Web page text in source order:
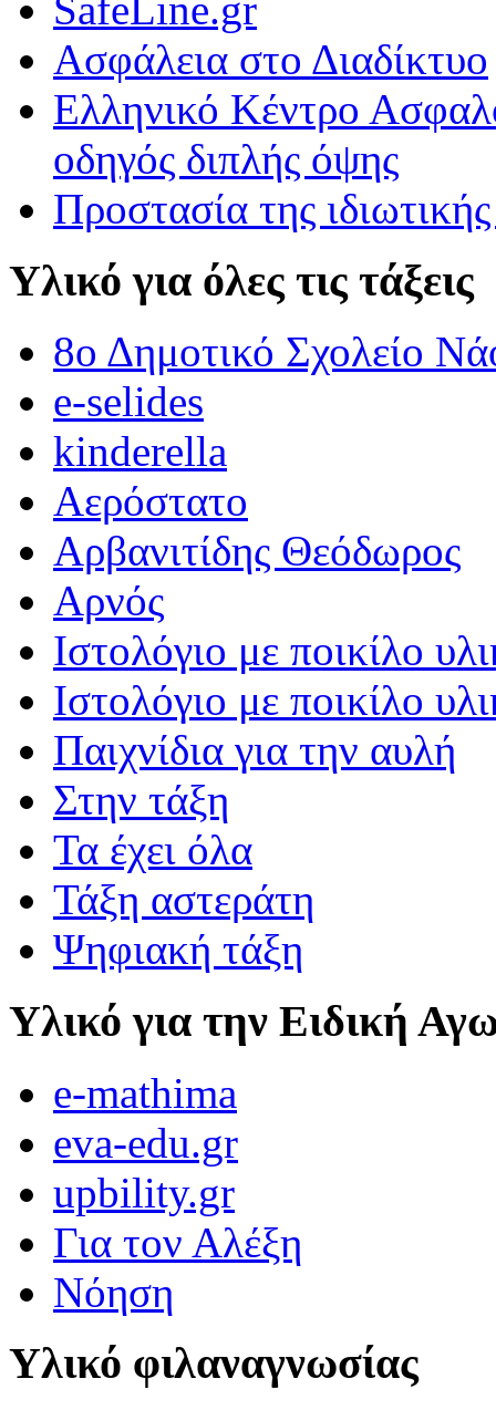
ΟΙ ΑΓΡΙΟΠΑΠΙΕΣ ΠΕΤΟΥΝ ΣΤΟ 3Ο ΔΗΜΟΤΙΚΟ ΣΧΟΛΕΙΟ
ΟΙ ΑΓΡΙΟΠΑΠΙΕΣ ΠΕΤΟΥΝ ΣΤΟ 3Ο ΔΗΜΟΤΙΚΟ ΣΧΟΛΕΙΟ
Ασφάλεια στο Διαδίκτυο
Ελληνικό Κέντρο
οδηγός διπλής όψης
Προστασία της
Υλικό για όλες τις τάξεις
8ο Δημοτικό Σχολείο
e-selides
kinderella
Αερόστατο
Αρβανιτίδης Θεόδωρος
Αρνός
Ιστολόγιο με ποικίλο
Ιστολόγιο με ποικίλο
Παιχνίδια για την αυλή
Στην τάξη
Τα έχει όλα
Τάξη αστεράτη
Ψηφιακή τάξη
Υλικό για την Ειδική
e-mathima
eva-edu.gr
upbility.gr
Για τον Αλέξη
Νόηση
Υλικό φιλαναγνωσίας